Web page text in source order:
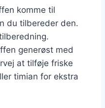
komme til
du tilbereder den.
generøst med
at tilføje friske
timian for ekstra